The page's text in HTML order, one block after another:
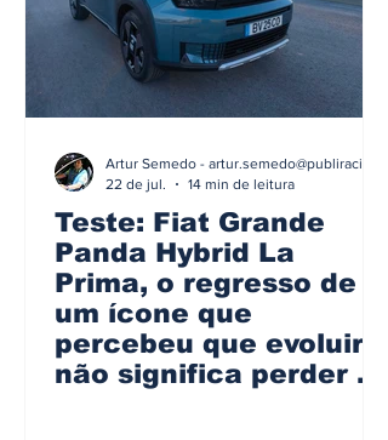
Teste: Fiat Grande
Panda Hybrid La
Prima, o regresso de
um ícone que
percebeu que evoluir
não significa perder a
22 de jul.
14 min de leitura